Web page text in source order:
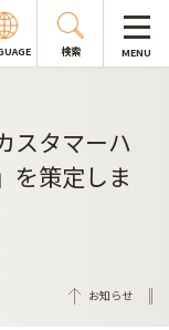
検索 MENU
スタマーハ
を策定しま
お知らせ